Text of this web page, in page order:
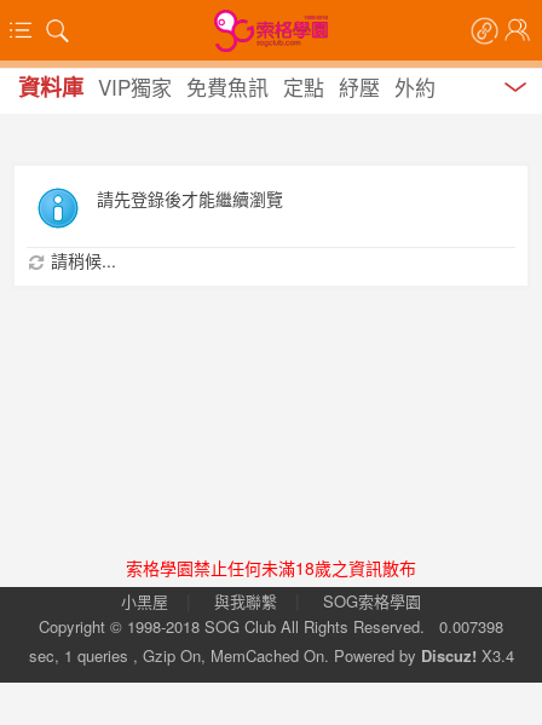
資料庫 VIP獨家 免費魚訊 定點 紓壓 外約
請先登錄後才能繼續瀏覽
請稍候...
索格學園禁止任何未滿18歲之資訊散布
小黑屋 與我聯繫
SOG索格學園
Copyright © 1998-2018 SOG Club All Rights Reserved. 0.007398
sec, 1 queries , Gzip On, MemCached On. Powered by Discuz! X3.4